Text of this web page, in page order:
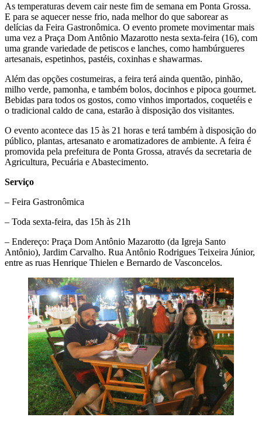
As temperaturas devem cair neste fim de semana em Ponta Grossa.
E para se aquecer nesse frio, nada melhor do que saborear as
delícias da Feira Gastronômica. O evento promete movimentar mais
uma vez a Praça Dom Antônio Mazarotto nesta sexta-feira (16), com
uma grande variedade de petiscos e lanches, como hambúrgueres
artesanais, espetinhos, pastéis, coxinhas e shawarmas.
Além das opções costumeiras, a feira terá ainda quentão, pinhão,
milho verde, pamonha, e também bolos, docinhos e pipoca gourmet.
Bebidas para todos os gostos, como vinhos importados, coquetéis e
o tradicional caldo de cana, estarão à disposição dos visitantes.
O evento acontece das 15 às 21 horas e terá também à disposição do
público, plantas, artesanato e aromatizadores de ambiente. A feira é
promovida pela prefeitura de Ponta Grossa, através da secretaria de
Agricultura, Pecuária e Abastecimento.
Serviço
– Feira Gastronômica
– Toda sexta-feira, das 15h às 21h
– Endereço: Praça Dom Antônio Mazarotto (da Igreja Santo
Antônio), Jardim Carvalho. Rua Antônio Rodrigues Teixeira Júnior,
entre as ruas Henrique Thielen e Bernardo de Vasconcelos.